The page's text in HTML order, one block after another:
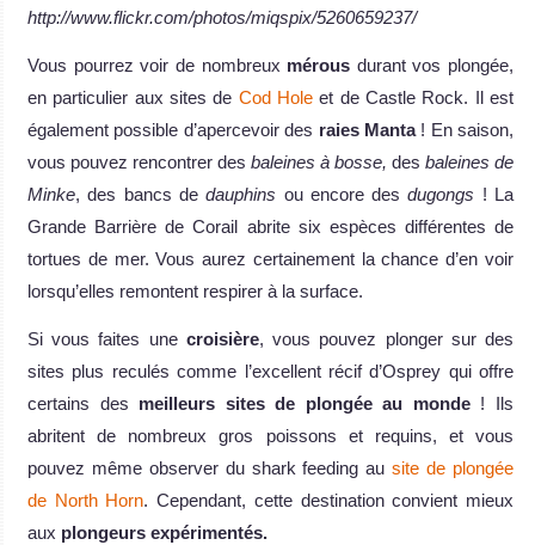
http://www.flickr.com/photos/miqspix/5260659237/
Vous pourrez voir de nombreux mérous durant vos plongée,
en particulier aux sites de Cod Hole et de Castle Rock. Il est
également possible d’apercevoir des raies Manta! En saison,
vous pouvez rencontrer des baleines à bosse, des baleines de
Minke, des bancs dedauphins ou encore desdugongs ! La
Grande Barrière de Corail abrite six espèces différentes de
tortues de mer. Vous aurez certainement la chance d’en voir
lorsqu’elles remontent respirer à la surface.
Si vous faites une croisière, vous pouvez plonger sur des
sites plus reculés comme l’excellent récif d’Osprey qui offre
certains des meilleurs sites de plongée au monde! Ils
abritent de nombreux gros poissons et requins, et vous
pouvez même observer du shark feeding ausite de plongée
de North Horn. Cependant, cette destination convient mieux
aux plongeurs expérimentés.